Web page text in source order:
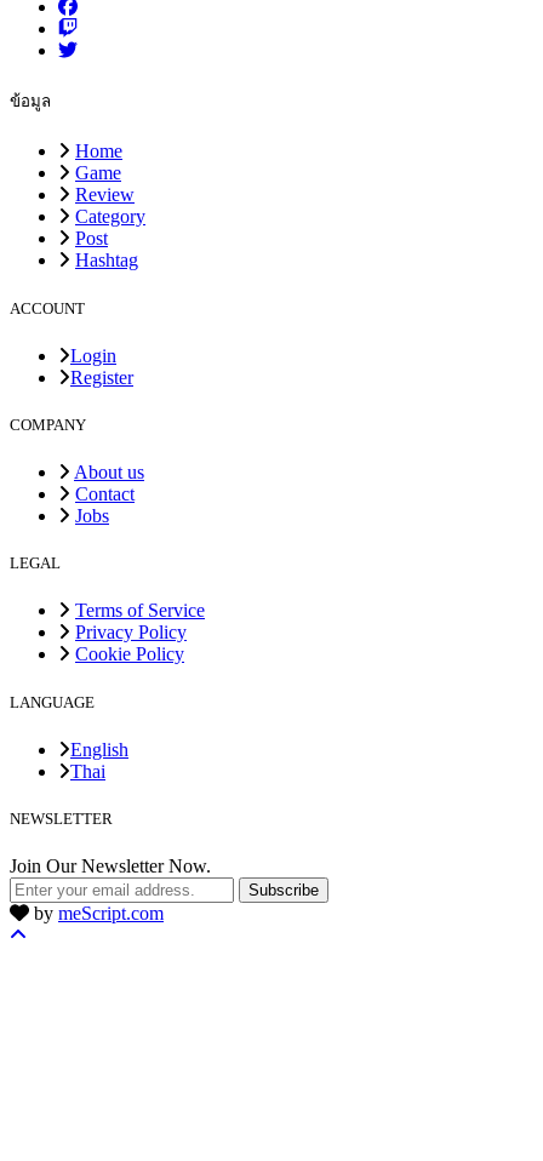
ข้อมูล
Home
Game
Review
Category
Post
Hashtag
ACCOUNT
Login
Register
COMPANY
About us
Contact
Jobs
LEGAL
Terms of Service
Privacy Policy
Cookie Policy
LANGUAGE
English
Thai
NEWSLETTER
Join Our Newsletter Now.
Subscribe
by meScript.com